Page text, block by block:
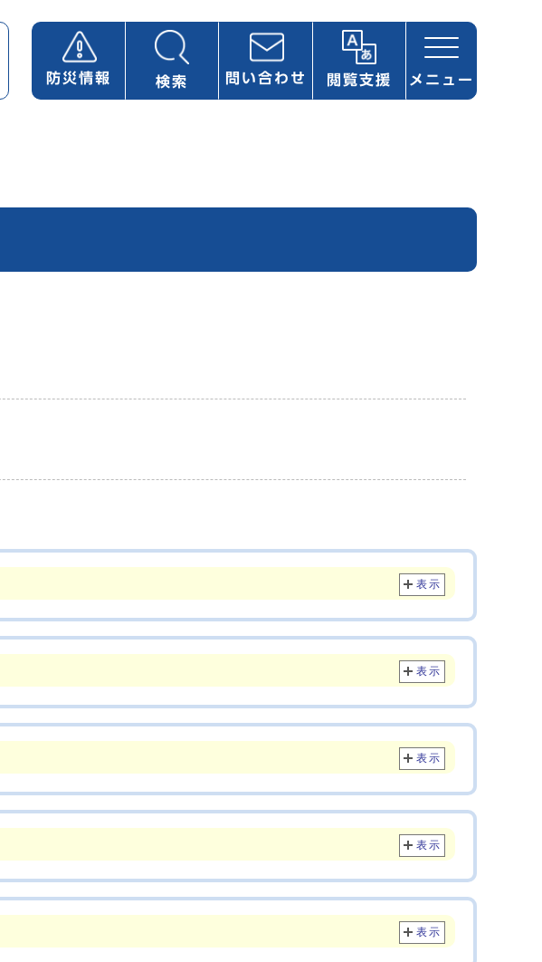
防災情報 検索 問い合わせ 閲覧支援 メニュー
表示
表示
表示
表示
表示